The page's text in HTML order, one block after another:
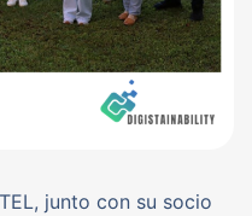
junto con su socio